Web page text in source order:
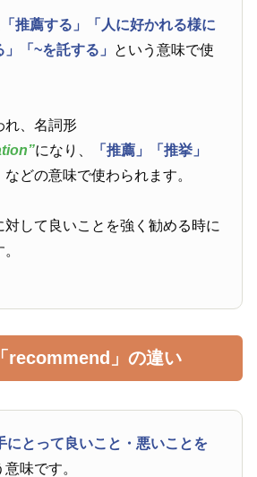
「推薦する」
「人に好かれる様に
「~を託する」 という意味で使
れ、名詞形
になり、 「推薦」
「推挙」
などの意味で使わられます。
して良いことを強く勧める時に
recommend」の違い
にとって良いこと・悪いことを
意味です。